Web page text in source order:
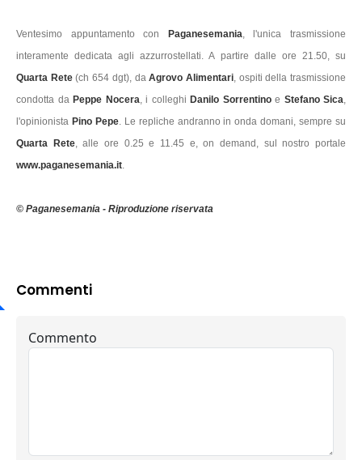
Ventesimo appuntamento con Paganesemania, l'unica trasmissione
interamente dedicata agli azzurrostellati. A partire dalle ore 21.50, su
Quarta Rete(ch 654 dgt), daAgrovo Alimentari, ospiti della trasmissione
condotta da Peppe Nocera, i colleghi Danilo Sorrentinoe Stefano Sica,
l'opinionista Pino Pepe. Le repliche andranno in onda domani, sempre su
Quarta Rete, alle ore 0.25 e 11.45 e, on demand, sul nostro portale
www.paganesemania.it.
© Paganesemania - Riproduzione riservata
Commenti